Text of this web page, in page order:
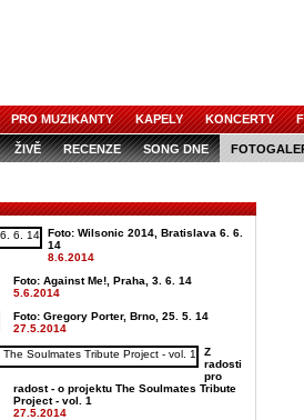
PRO MUZIKANTY KAPELY KONCERTY
ŽIVĚ RECENZE SONG DNE
Foto: Wilsonic 2014, Bratislava 6. 6.
14
8.6.2014
Foto: Against Me!, Praha, 3. 6. 14
5.6.2014
Foto: Gregory Porter, Brno, 25. 5. 14
27.5.2014
Z
radosti
pro
radost - o projektu The Soulmates Tribute
Project - vol. 1
27.5.2014